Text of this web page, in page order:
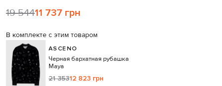
19 54411 737 грн
В комплекте с этим товаром
ASCENO
Черная бархатная рубашка
Maya
21 35312 823 грн